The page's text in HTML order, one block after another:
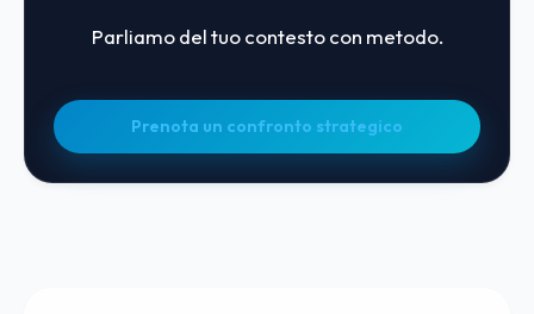
Parliamo del tuo contesto con metodo.
Prenota un confronto strategico